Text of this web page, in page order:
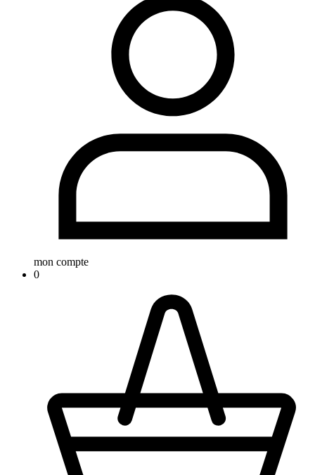
mon compte
0